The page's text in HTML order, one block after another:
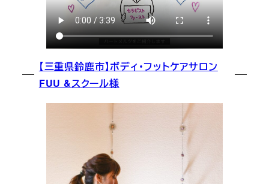
【三重県鈴鹿市】ボディ・フットケアサロン
FUU &スクール様